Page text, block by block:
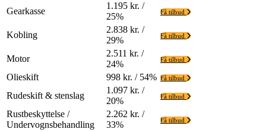
Gearkasse
1.195 kr. /
25%
Få tilbud
Kobling
2.838 kr. /
29%
Få tilbud
Motor
2.511 kr. /
24%
Få tilbud
Olieskift 998 kr. / 54% Få tilbud
Rudeskift & stenslag
1.097 kr. /
20%
Få tilbud
Rustbeskyttelse /
Undervognsbehandling
2.262 kr. /
33%
Få tilbud